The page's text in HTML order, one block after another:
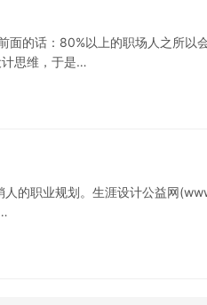
的话：80%以上的职场人之所以
思维，于是…
的职业规划。生涯设计公益网